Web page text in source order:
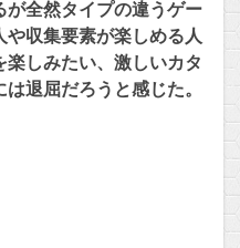
が全然タイプの違うゲー
収集要素が楽しめる人
しみたい、激しいカタ
退屈だろうと感じた。